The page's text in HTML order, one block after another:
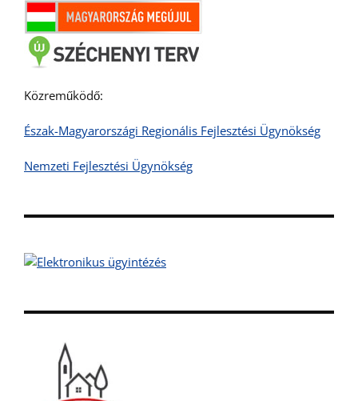
Közreműködő:
Észak-Magyarországi Regionális Fejlesztési Ügynökség
Nemzeti Fejlesztési Ügynökség